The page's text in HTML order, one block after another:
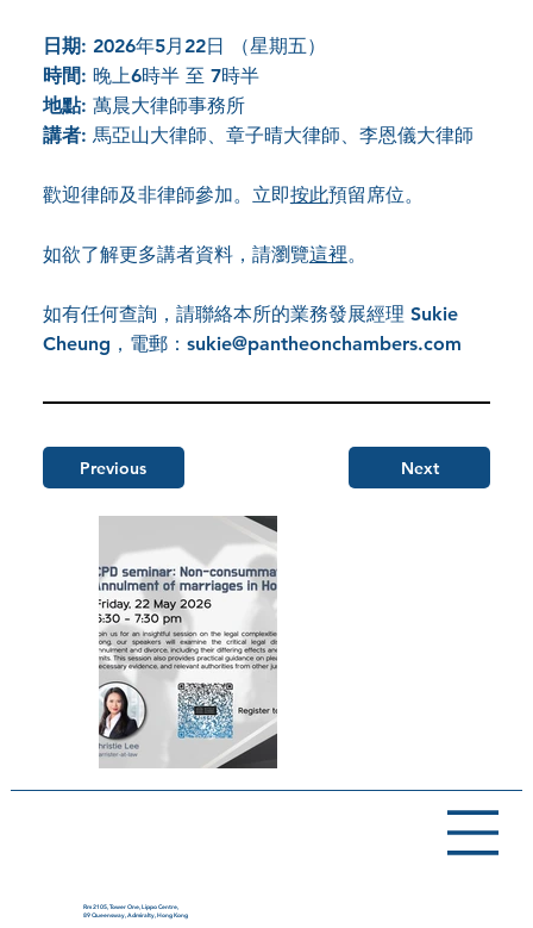
日期: 2026年5月22日 （星期五）
時間: 晚上6時半 至 7時半
地點: 萬晨大律師事務所
講者: 馬亞山大律師、章子晴大律師、李恩儀大律師
歡迎律師及非律師參加。立即按此預留席位。
如欲了解更多講者資料，請瀏覽這裡。
如有任何查詢，請聯絡本所的業務發展經理 Sukie
Cheung，電郵：sukie@pantheonchambers.com
Next
Previous
Rm 2105, Tower One, Lippo Centre,
89 Queensway, Admiralty, Hong Kong